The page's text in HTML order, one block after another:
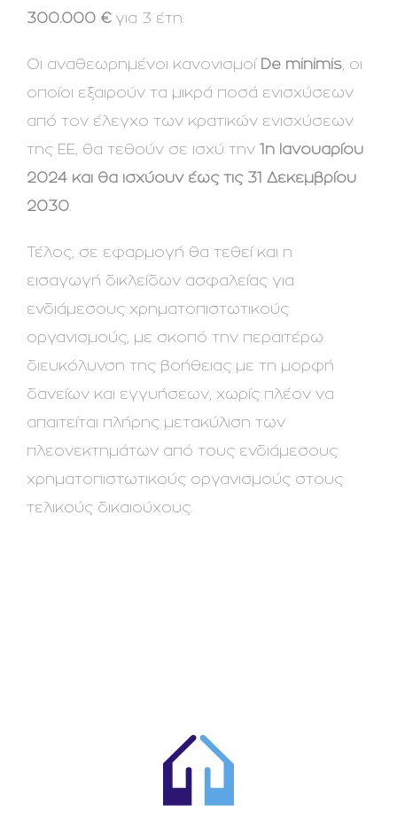
300.000 €για 3 έτη.
Οι αναθεωρημένοι κανονισμοί De minimis , οι
οποίοι εξαιρούν τα μικρά ποσά ενισχύσεων
από τον έλεγχο των κρατικών ενισχύσεων
της ΕΕ, θα τεθούν σε ισχύ την 1η Ιανουαρίου
2024 και θα ισχύουν έως τις 31 Δεκεμβρίου
2030
Τέλος, σε εφαρμογή θα τεθεί και η
εισαγωγή δικλείδων ασφαλείας για
ενδιάμεσους χρηματοπιστωτικούς
οργανισμούς, με σκοπό την περαιτέρω
διευκόλυνση της βοήθειας με τη μορφή
δανείων και εγγυήσεων, χωρίς πλέον να
απαιτείται πλήρης μετακύλιση των
πλεονεκτημάτων από τους ενδιάμεσους
χρηματοπιστωτικούς οργανισμούς στους
τελικούς δικαιούχους.